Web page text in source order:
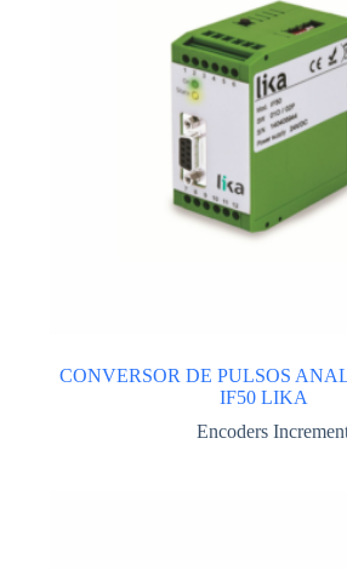
CONVERSOR DE PULSOS
IF50 LIKA
Encoders